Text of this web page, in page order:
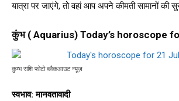
यात्रा पर जाएंगे, तो वहां आप अपने कीमती सामानों की
कुंभ ( Aquarius) Today’s horoscope
कुम्भ राशि फोटो ब्लैकआउट न्यूज़
स्वभाव: मानवतावादी